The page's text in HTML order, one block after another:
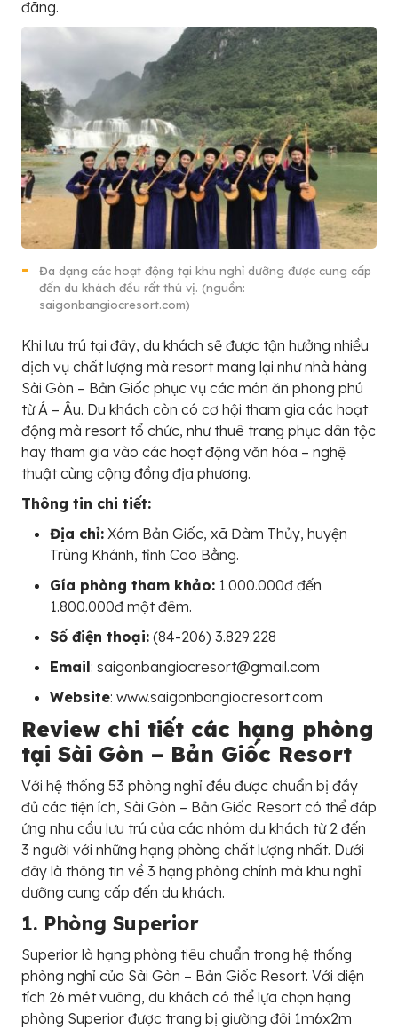
đãng.
Đa dạng các hoạt động tại khu nghỉ dưỡng được cung cấp
đến du khách đều rất thú vị. (nguồn:
saigonbangiocresort.com)
Khi lưu trú tại đây, du khách sẽ được tận hưởng nhiều
dịch vụ chất lượng mà resort mang lại như nhà hàng
Sài Gòn – Bản Giốc phục vụ các món ăn phong phú
từ Á – Âu. Du khách còn có cơ hội tham gia các hoạt
động mà resort tổ chức, như thuê trang phục dân tộc
hay tham gia vào các hoạt động văn hóa – nghệ
thuật cùng cộng đồng địa phương.
Thông tin chi tiết:
Địa chỉ: Xóm Bản Giốc, xã Đàm Thủy, huyện
Trùng Khánh, tỉnh Cao Bằng.
Gía phòng tham khảo: 1.000.000đ đến
1.800.000đ một đêm.
Số điện thoại: (84-206) 3.829.228
Email: saigonbangiocresort@gmail.com
Website: www.saigonbangiocresort.com
Review chi tiết các hạng phòng
tại Sài Gòn – Bản Giốc Resort
Với hệ thống 53 phòng nghỉ đều được chuẩn bị đầy
đủ các tiện ích, Sài Gòn – Bản Giốc Resort có thể đáp
ứng nhu cầu lưu trú của các nhóm du khách từ 2 đến
3 người với những hạng phòng chất lượng nhất. Dưới
đây là thông tin về 3 hạng phòng chính mà khu nghỉ
dưỡng cung cấp đến du khách.
1. Phòng Superior
Superior là hạng phòng tiêu chuẩn trong hệ thống
phòng nghỉ của Sài Gòn – Bản Giốc Resort. Với diện
tích 26 mét vuông, du khách có thể lựa chọn hạng
phòng Superior được trang bị giường đôi 1m6x2m